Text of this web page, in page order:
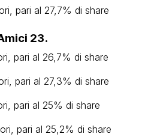
pari al 27,7% di share
23.
pari al 26,7% di share
pari al 27,3% di share
pari al 25% di share
pari al 25,2% di share